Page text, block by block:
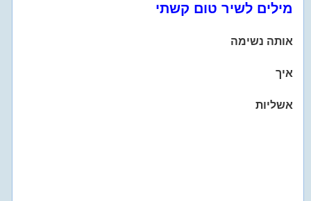
מילים לשיר טום קשתי
אותה נשימה
איך
אשליות